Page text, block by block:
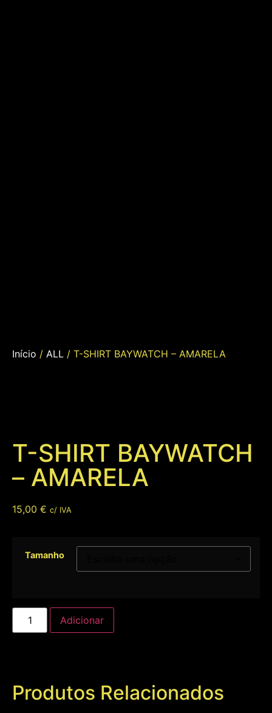
Início / ALL / T-SHIRT BAYWATCH – AMARELA
T-SHIRT BAYWATCH
– AMARELA
15,00 € c/ IVA
Tamanho
Adicionar
Produtos Relacionados